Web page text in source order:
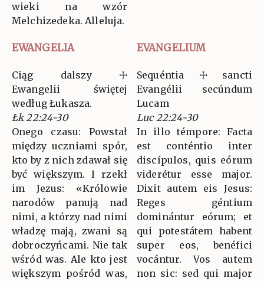
wieki na wzór
Melchizedeka. Alleluja.
EWANGELIA EVANGELIUM
Ciąg dalszy ☩
Ewangelii świętej
według Łukasza.
Łk 22:24-30
Onego czasu: Powstał
między uczniami spór,
kto by z nich zdawał się
być większym. I rzekł
im Jezus: «Królowie
narodów panują nad
nimi, a którzy nad nimi
władzę mają, zwani są
dobroczyńcami. Nie tak
wśród was. Ale kto jest
większym pośród was,
Sequéntia ☩ sancti
Evangélii secúndum
Lucam
Luc 22:24-30
In illo témpore: Facta
est conténtio inter
discípulos, quis eórum
viderétur esse major.
Dixit autem eis Jesus:
Reges géntium
dominántur eórum; et
qui potestátem habent
super eos, benéfici
vocántur. Vos autem
non sic: sed qui major